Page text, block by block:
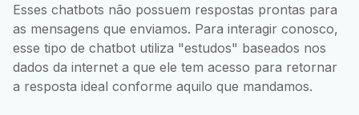
Esses chatbots não possuem respostas prontas para
as mensagens que enviamos. Para interagir conosco,
esse tipo de chatbot utiliza "estudos" baseados nos
dados da internet a que ele tem acesso para retornar
a resposta ideal conforme aquilo que mandamos.